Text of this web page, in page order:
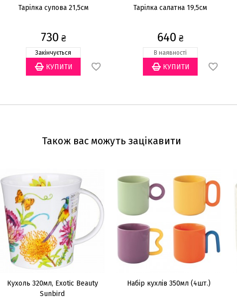
Тарілка супова 21,5см
730 ₴
Закінчується
Тарілка салатна 19,5см
640 ₴
В наявності
Також вас можуть зацікавити
Кухоль 320мл, Exotic Beauty
Sunbird
Набір кухлів 350мл (4шт.)